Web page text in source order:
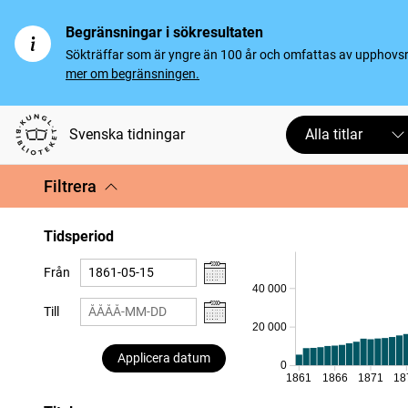
Begränsningar i sökresultaten
Sökträffar som är yngre än 100 år och omfattas av
mer om begränsningen.
Svenska tidningar Alla titlar
Filtrera
Tidsperiod
Från
Till
Applicera datum
0
20 000
40 000
1861 1866 1871